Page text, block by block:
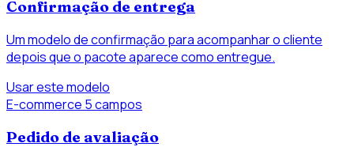
Confirmação de entrega
Um modelo de confirmação para acompanhar o cliente
depois que o pacote aparece como entregue.
Usar este modelo
E-commerce 5 campos
Pedido de avaliação